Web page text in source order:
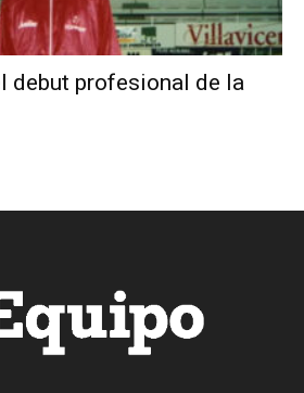
debut profesional de la